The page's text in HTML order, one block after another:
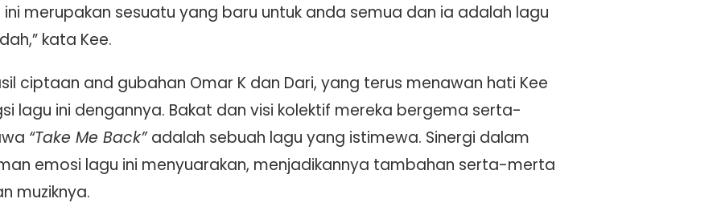
merupakan sesuatu yang baru untuk anda semua dan ia adalah lagu
kata Kee.
ciptaan and gubahan Omar K dan Dari, yang terus menawan hati Kee
lagu ini dengannya. Bakat dan visi kolektif mereka bergema serta-
“Take Me Back”adalah sebuah lagu yang istimewa. Sinergi dalam
emosi lagu ini menyuarakan, menjadikannya tambahan serta-merta
muziknya.